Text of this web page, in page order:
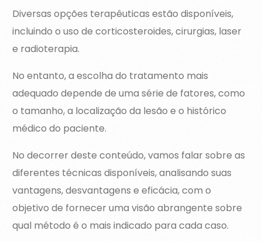
Diversas opções terapêuticas estão disponíveis,
incluindo o uso de corticosteroides, cirurgias, laser
e radioterapia.
No entanto, a escolha do tratamento mais
adequado depende de uma série de fatores, como
o tamanho, a localização da lesão e o histórico
médico do paciente.
No decorrer deste conteúdo, vamos falar sobre as
diferentes técnicas disponíveis, analisando suas
vantagens, desvantagens e eficácia, com o
objetivo de fornecer uma visão abrangente sobre
qual método é o mais indicado para cada caso.